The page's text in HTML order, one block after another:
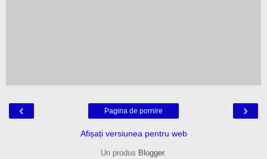
‹ ›
Pagina de pornire
Afișați versiunea pentru web
Un produs Blogger.